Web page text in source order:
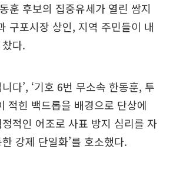
훈 후보의 집중유세가 열린 쌈지
구포시장 상인, 지역 주민들이 내
다.
다’, ‘기호 6번 무소속 한동훈, 투
적힌 백드롭을 배경으로 단상에
적인 어조로 사표 방지 심리를 자
강제 단일화’를 호소했다.